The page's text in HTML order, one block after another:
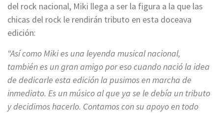
del rock nacional, Miki llega a ser la figura a la que las
chicas del rock le rendirán tributo en esta doceava
edición:
“Así como Miki es una leyenda musical nacional,
también es un gran amigo por eso cuando nació la idea
de dedicarle esta edición la pusimos en marcha de
inmediato. Es un músico al que ya se le debía un tributo
y decidimos hacerlo. Contamos con su apoyo en todo